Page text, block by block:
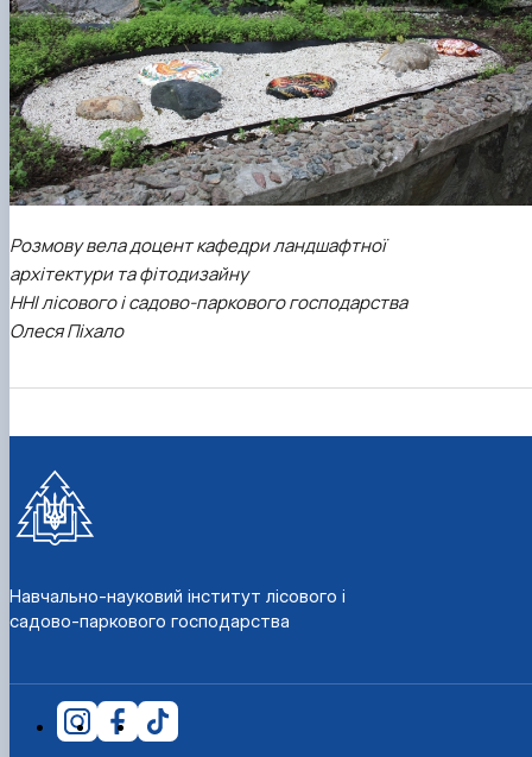
Розмову вела доцент кафедри ландшафтної
архітектури та фітодизайну
ННІ лісового і садово-паркового господарства
Олеся Піхало
Навчально-науковий інститут лісового і
садово-паркового господарства